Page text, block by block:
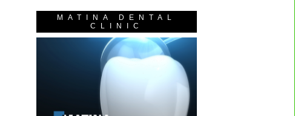
MATINA DENTAL
CLINIC